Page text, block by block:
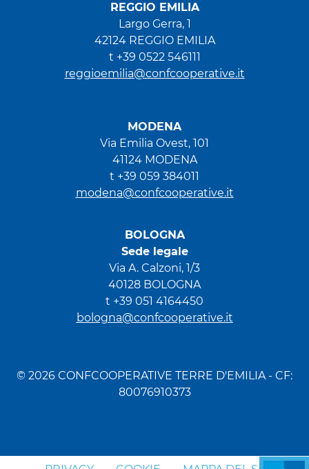
REGGIO EMILIA
Largo Gerra, 1
42124 REGGIO EMILIA
t +39 0522 546111
reggioemilia@confcooperative.it
MODENA
Via Emilia Ovest, 101
41124 MODENA
t +39 059 384011
modena@confcooperative.it
BOLOGNA
Sede legale
Via A. Calzoni, 1/3
40128 BOLOGNA
t +39 051 4164450
bologna@confcooperative.it
© 2026 CONFCOOPERATIVE TERRE D'EMILIA - CF:
80076910373